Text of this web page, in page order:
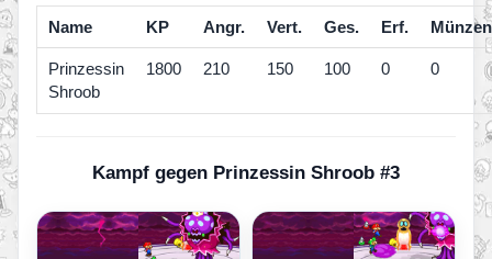
Name KP Angr. Vert. Ges. Erf. Münzen
Prinzessin
Shroob
1800 210 150 100 0 0
Kampf gegen Prinzessin Shroob #3